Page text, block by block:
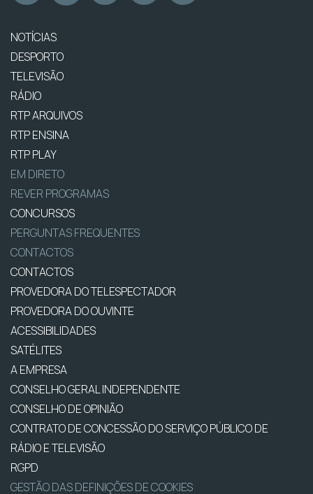
NOTÍCIAS
DESPORTO
TELEVISÃO
RÁDIO
RTP ARQUIVOS
RTP ENSINA
RTP PLAY
EM DIRETO
REVER PROGRAMAS
CONCURSOS
PERGUNTAS FREQUENTES
CONTACTOS
CONTACTOS
PROVEDORA DO TELESPECTADOR
PROVEDORA DO OUVINTE
ACESSIBILIDADES
SATÉLITES
A EMPRESA
CONSELHO GERAL INDEPENDENTE
CONSELHO DE OPINIÃO
CONTRATO DE CONCESSÃO DO SERVIÇO PÚBLICO DE
RÁDIO E TELEVISÃO
RGPD
GESTÃO DAS DEFINIÇÕES DE COOKIES